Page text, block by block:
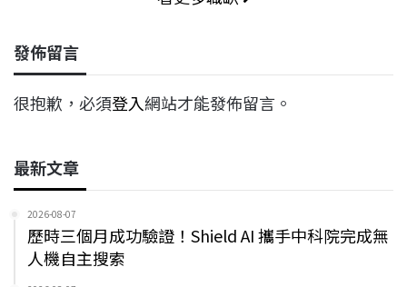
發佈留言
很抱歉，必須登入網站才能發佈留言。
最新文章
2026-08-07
歷時三個月成功驗證！Shield AI 攜手中科院完成無
人機自主搜索